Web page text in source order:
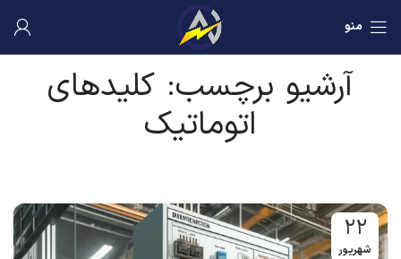
منو
آرشیو برچسب: کلیدهای
اتوماتیک
۲۲
شهریور